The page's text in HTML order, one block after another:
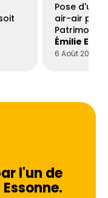
Pose d'une
air-air par
Patrimoine
Émilie
6 Août 2026
l'un de
Essonne.